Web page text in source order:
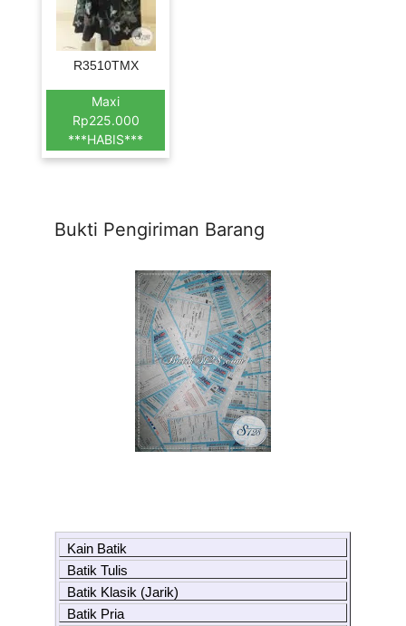
R3510TMX
Maxi
Rp225.000
***HABIS***
Bukti Pengiriman Barang
Kain Batik
Batik Tulis
Batik Klasik (Jarik)
Batik Pria